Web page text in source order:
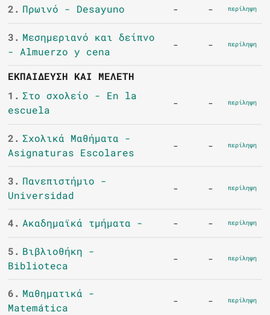
2. Πρωινό - Desayuno - - περίληψη
3. Μεσημεριανό και δείπνο
- Almuerzo y cena
- - περίληψη
ΕΚΠΑΊΔΕΥΣΗ ΚΑΙ ΜΕΛΈΤΗ
1. Στο σχολείο - En la
escuela
- - περίληψη
2. Σχολικά Μαθήματα -
Asignaturas Escolares
- - περίληψη
3. Πανεπιστήμιο -
Universidad
- - περίληψη
4. Ακαδημαϊκά τμήματα - - - περίληψη
5. Βιβλιοθήκη -
Biblioteca
- - περίληψη
6. Μαθηματικά -
Matemática
- - περίληψη